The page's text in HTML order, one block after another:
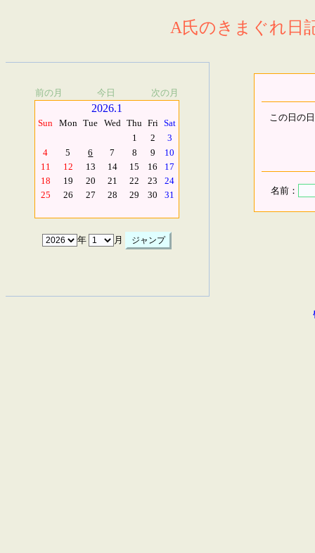
A氏のきまぐれ日
前の月 今日 次の月
2026.1
Sun Mon Tue Wed Thu Fri Sat
1
2
3
4
5 6 7 8 9
10
11
12 13 14 15 16
17
18
19 20 21 22 23
24
25
26 27 28 29 30 31
年 月
この日の
名前：